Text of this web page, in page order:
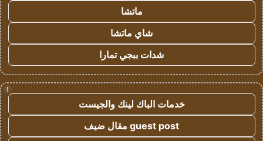
ماتشا
شاي ماتشا
شدات ببجي تمارا
!
خدمات الباك لينك والجيست
guest post مقال ضيف